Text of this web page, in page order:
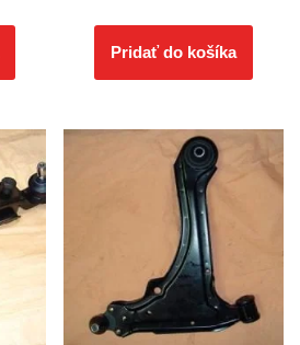
Pridať do košíka